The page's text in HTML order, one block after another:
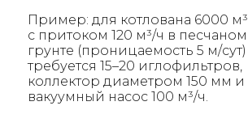
Пример: для котлована 6000 м³
с притоком 120 м³/ч в песчаном
грунте (проницаемость 5 м/сут)
требуется 15–20 иглофильтров,
коллектор диаметром 150 мм и
вакуумный насос 100 м³/ч.